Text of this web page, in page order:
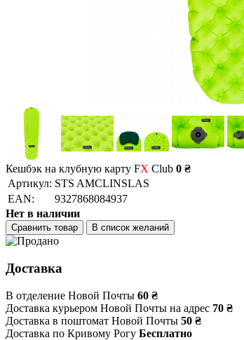
Кешбэк на клубную карту FX Club 0 ₴
Артикул: STS AMCLINSLAS
EAN:
9327868084937
Нет в наличии
Сравнить товар В список желаний
Доставка
В отделение Новой Почты 60 ₴
Доставка курьером Новой Почты на адрес 70 ₴
Доставка в поштомат Новой Почты 50 ₴
Доставка по Кривому Рогу Бесплатно